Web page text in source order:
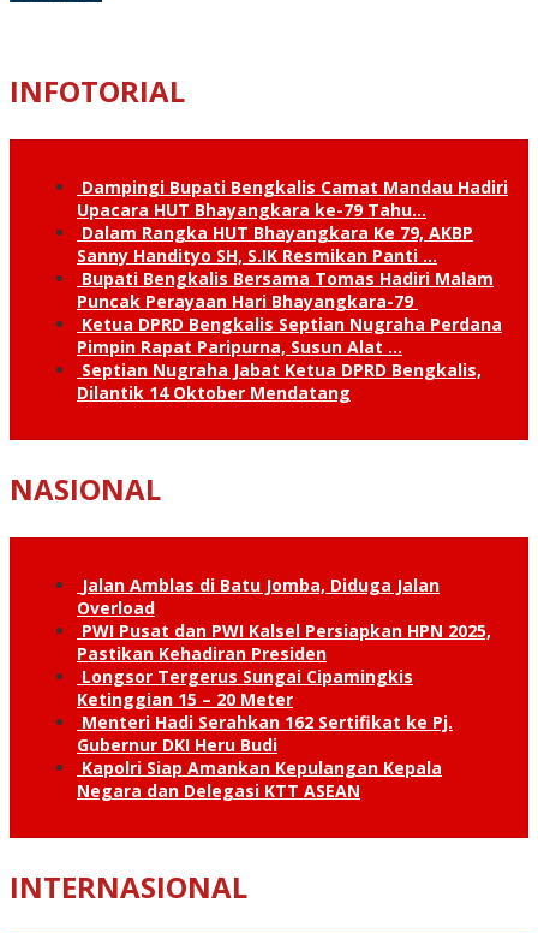
INFOTORIAL
Dampingi Bupati Bengkalis Camat Mandau Hadiri
Upacara HUT Bhayangkara ke-79 Tahu…
Dalam Rangka HUT Bhayangkara Ke 79, AKBP
Sanny Handityo SH, S.IK Resmikan Panti …
Bupati Bengkalis Bersama Tomas Hadiri Malam
Puncak Perayaan Hari Bhayangkara-79
Ketua DPRD Bengkalis Septian Nugraha Perdana
Pimpin Rapat Paripurna, Susun Alat …
Septian Nugraha Jabat Ketua DPRD Bengkalis,
Dilantik 14 Oktober Mendatang
NASIONAL
Jalan Amblas di Batu Jomba, Diduga Jalan
Overload
PWI Pusat dan PWI Kalsel Persiapkan HPN 2025,
Pastikan Kehadiran Presiden
Longsor Tergerus Sungai Cipamingkis
Ketinggian 15 – 20 Meter
Menteri Hadi Serahkan 162 Sertifikat ke Pj.
Gubernur DKI Heru Budi
Kapolri Siap Amankan Kepulangan Kepala
Negara dan Delegasi KTT ASEAN
INTERNASIONAL